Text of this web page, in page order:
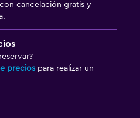
cancelación gratis y
precios para realizar un